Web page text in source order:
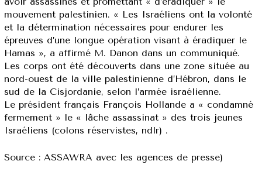
mouvement palestinien. « Les Israéliens ont la volonté
et la détermination nécessaires pour endurer les
épreuves d’une longue opération visant à éradiquer le
Hamas », a affirmé M. Danon dans un communiqué.
Les corps ont été découverts dans une zone située au
nord-ouest de la ville palestinienne d’Hébron, dans le
sud de la Cisjordanie, selon l’armée israélienne.
Le président français François Hollande a « condamné
fermement » le « lâche assassinat » des trois jeunes
Israéliens (colons réservistes, ndlr) .
Source : ASSAWRA avec les agences de presse)